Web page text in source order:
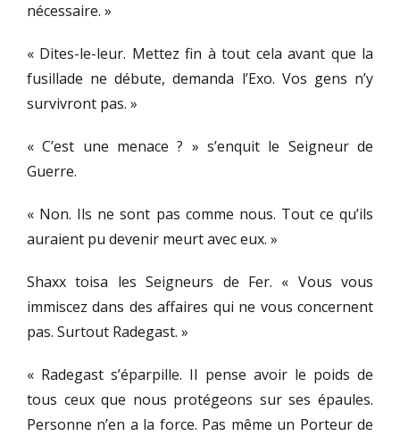
nécessaire. »
« Dites-le-leur. Mettez fin à tout cela avant que la
fusillade ne débute, demanda l’Exo. Vos gens n’y
survivront pas. »
« C’est une menace ? » s’enquit le Seigneur de
Guerre.
« Non. Ils ne sont pas comme nous. Tout ce qu’ils
auraient pu devenir meurt avec eux. »
Shaxx toisa les Seigneurs de Fer. « Vous vous
immiscez dans des affaires qui ne vous concernent
pas. Surtout Radegast. »
« Radegast s’éparpille. Il pense avoir le poids de
tous ceux que nous protégeons sur ses épaules.
Personne n’en a la force. Pas même un Porteur de